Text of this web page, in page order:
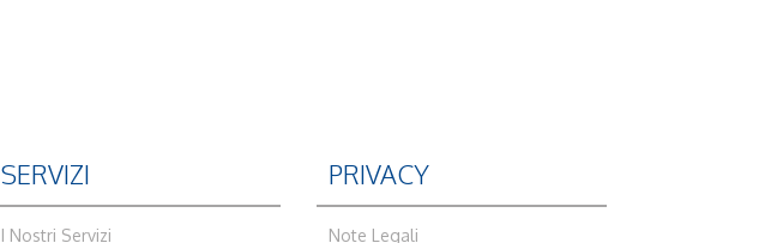
SERVIZI
I Nostri Servizi
PRIVACY
Note Legali